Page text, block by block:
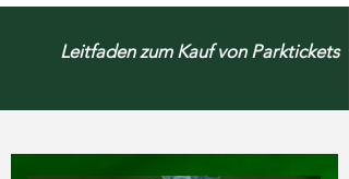
Leitfaden zum Kauf von Parktickets